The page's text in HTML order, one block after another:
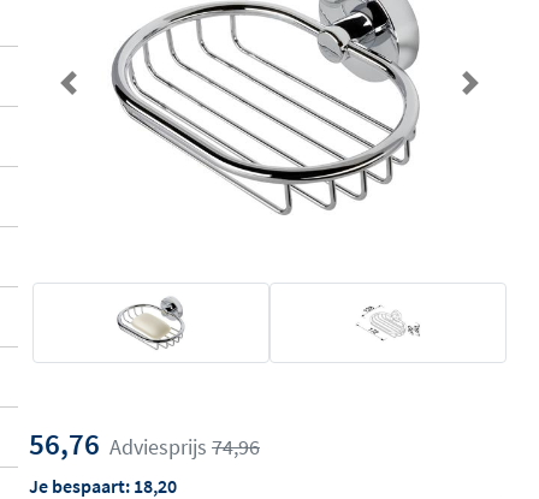
Previous Next
56,76 Adviesprijs 74,96
Je bespaart: 18,20